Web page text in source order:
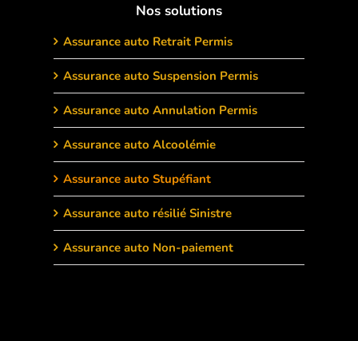
Nos solutions
Assurance auto Retrait Permis
Assurance auto Suspension Permis
Assurance auto Annulation Permis
Assurance auto Alcoolémie
Assurance auto Stupéfiant
Assurance auto résilié Sinistre
Assurance auto Non-paiement